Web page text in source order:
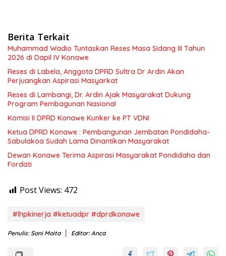
Berita Terkait
Muhammad Wadio Tuntaskan Reses Masa Sidang III Tahun
2026 di Dapil IV Konawe
Reses di Labela, Anggota DPRD Sultra Dr Ardin Akan
Perjuangkan Aspirasi Masyarkat
Reses di Lambangi, Dr. Ardin Ajak Masyarakat Dukung
Program Pembagunan Nasional
Komisi II DPRD Konawe Kunker ke PT VDNI
Ketua DPRD Konawe : Pembangunan Jembatan Pondidaha-
Sabulakoa Sudah Lama Dinantikan Masyarakat
Dewan Konawe Terima Aspirasi Masyarakat Pondidaha dan
Fordati
Post Views: 472
#lhpkinerja #ketuadpr #dprdkonawe
Penulis: Soni Moita Editor: Anca